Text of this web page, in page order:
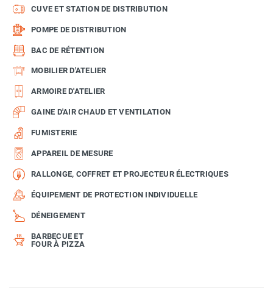
CUVE ET STATION DE DISTRIBUTION
POMPE DE DISTRIBUTION
BAC DE RÉTENTION
MOBILIER D'ATELIER
ARMOIRE D'ATELIER
GAINE D'AIR CHAUD ET VENTILATION
FUMISTERIE
APPAREIL DE MESURE
RALLONGE, COFFRET ET PROJECTEUR ÉLECTRIQUES
ÉQUIPEMENT DE PROTECTION INDIVIDUELLE
DÉNEIGEMENT
BARBECUE ET
FOUR À PIZZA